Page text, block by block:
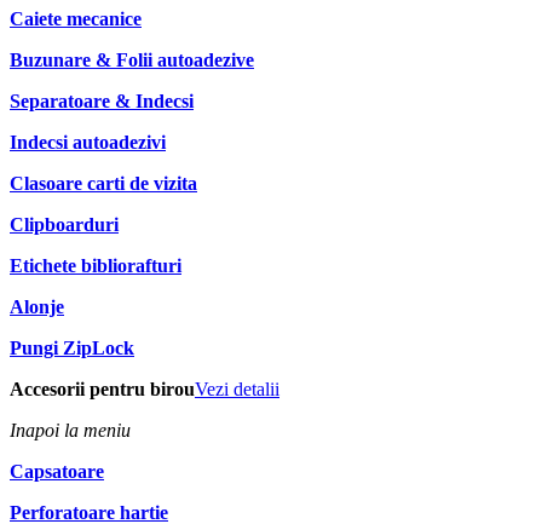
Caiete mecanice
Buzunare & Folii autoadezive
Separatoare & Indecsi
Indecsi autoadezivi
Clasoare carti de vizita
Clipboarduri
Etichete bibliorafturi
Alonje
Pungi ZipLock
Accesorii pentru birouVezi detalii
Inapoi la meniu
Capsatoare
Perforatoare hartie